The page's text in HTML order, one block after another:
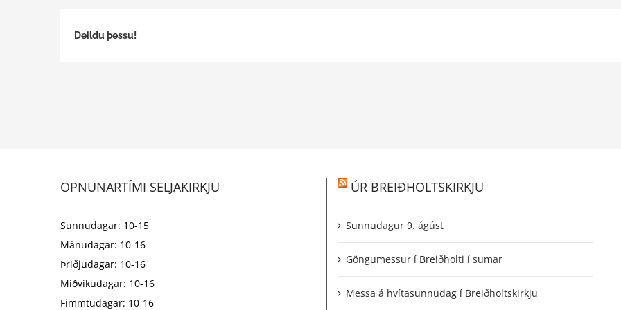
Deildu þessu!
OPNUNARTÍMI SELJAKIRKJU
Sunnudagar: 10-15
Mánudagar: 10-16
Þriðjudagar: 10-16
Miðvikudagar: 10-16
Fimmtudagar: 10-16
ÚR BREIÐHOLTSKIRKJU
Sunnudagur 9. ágúst
Göngumessur í Breiðholti í sumar
Messa á hvítasunnudag í Breiðholtskirkju